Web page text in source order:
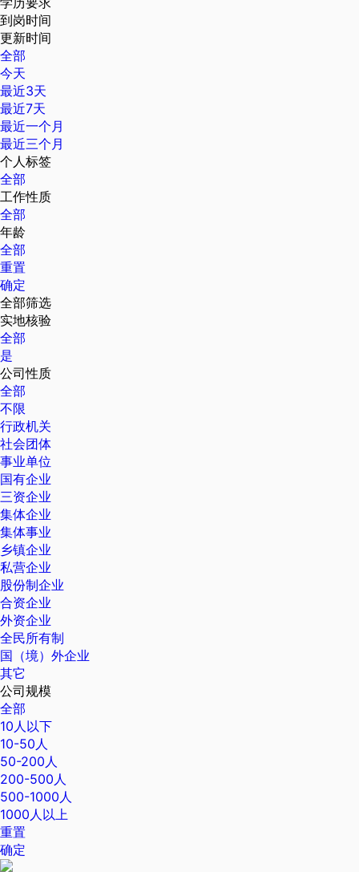
到岗时间
更新时间
全部
今天
最近3天
最近7天
最近一个月
最近三个月
个人标签
全部
工作性质
全部
年龄
全部
重置
确定
全部筛选
实地核验
全部
是
公司性质
全部
不限
行政机关
社会团体
事业单位
国有企业
三资企业
集体企业
集体事业
乡镇企业
私营企业
股份制企业
合资企业
外资企业
全民所有制
国（境）外企业
其它
公司规模
全部
10人以下
10-50人
50-200人
200-500人
500-1000人
1000人以上
重置
确定